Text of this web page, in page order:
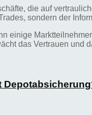
die auf
sondern der
einige
das Vertrauen und